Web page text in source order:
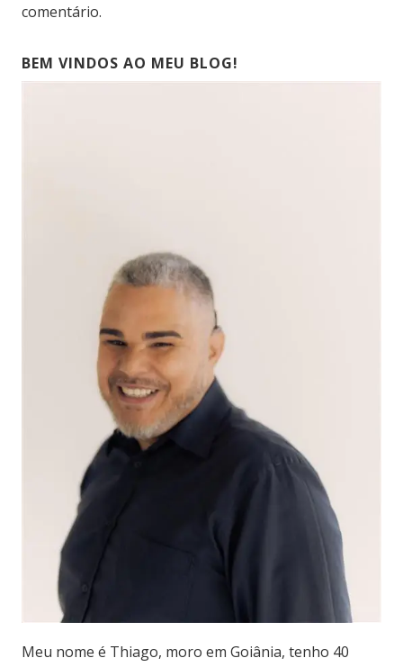
comentário.
BEM VINDOS AO MEU BLOG!
Meu nome é Thiago, moro em Goiânia, tenho 40